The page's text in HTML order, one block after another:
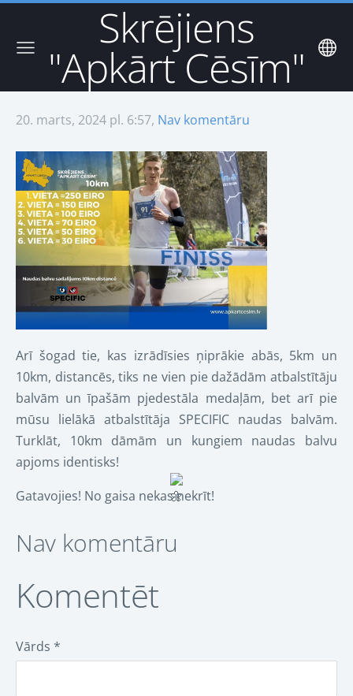
Skrējiens
"Apkārt Cēsīm"
20. marts, 2024 pl. 6:57, Nav komentāru
Arī šogad tie, kas izrādīsies ņiprākie abās, 5km un
10km, distancēs, tiks ne vien pie dažādām atbalstītāju
balvām un īpašām pjedestāla medaļām, bet arī pie
mūsu lielākā atbalstītāja SPECIFIC naudas balvām.
Turklāt, 10km dāmām un kungiem naudas balvu
apjoms identisks!
Gatavojies! No gaisa nekas nekrīt!
Nav komentāru
Komentēt
Vārds *